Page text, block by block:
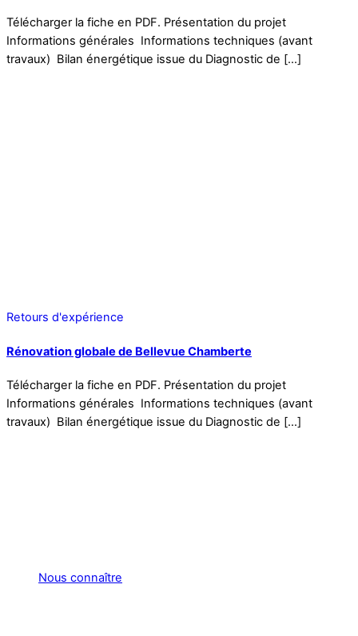
Télécharger la fiche en PDF. Présentation du projet
Informations générales Informations techniques (avant
travaux) Bilan énergétique issue du Diagnostic de […]
Retours d'expérience
Rénovation globale de Bellevue Chamberte
Télécharger la fiche en PDF. Présentation du projet
Informations générales Informations techniques (avant
travaux) Bilan énergétique issue du Diagnostic de […]
Nous connaître